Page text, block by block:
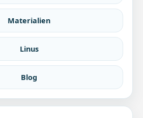
Materialien
Linus
Blog